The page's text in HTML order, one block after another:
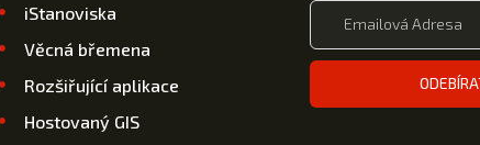
iStanoviska
Věcná břemena
Rozšiřující aplikace
Hostovaný GIS